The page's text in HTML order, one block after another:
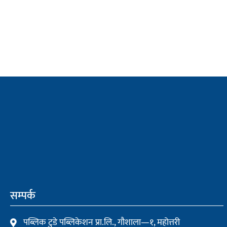
सम्पर्क
पब्लिक टुडे पब्लिकेशन प्रा.लि., गौशाला—१, महोत्तरी